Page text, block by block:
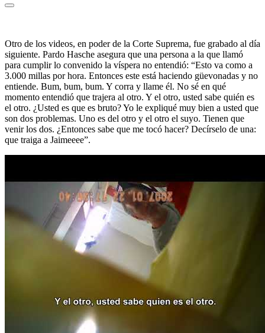
Otro de los videos, en poder de la Corte Suprema, fue grabado al día
siguiente. Pardo Hasche asegura que una persona a la que llamó
para cumplir lo convenido la víspera no entendió: “Esto va como a
3.000 millas por hora. Entonces este está haciendo güevonadas y no
entiende. Bum, bum, bum. Y corra y llame él. No sé en qué
momento entendió que trajera al otro. Y el otro, usted sabe quién es
el otro. ¿Usted es que es bruto? Yo le expliqué muy bien a usted que
son dos problemas. Uno es del otro y el otro el suyo. Tienen que
venir los dos. ¿Entonces sabe que me tocó hacer? Decírselo de una:
que traiga a Jaimeeee”.